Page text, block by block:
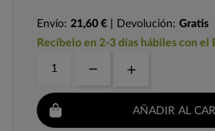
Envío: 21,60 € | Devolución: Gratis
Recíbelo en 2-3 días hábiles con el
AÑADIR AL